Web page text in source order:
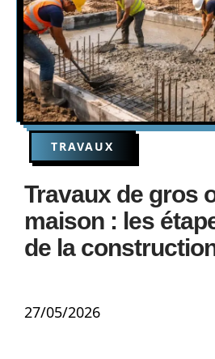
TRAVAUX
Travaux de gros
maison : les
de la
27/05/2026